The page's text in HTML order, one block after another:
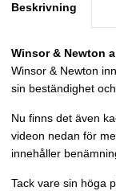
Beskrivning
Winsor & Newton
Winsor & Newton
sin beständighet
Nu finns det även
videon nedan för
innehåller
Tack vare sin höga